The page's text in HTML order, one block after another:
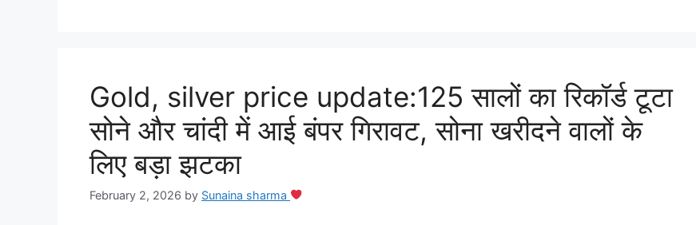
Gold, silver price update:125 सालों का रिकॉर्ड टूटा
सोने और चांदी में आई बंपर गिरावट, सोना खरीदने वालों के
लिए बड़ा झटका
February 2, 2026 by Sunaina sharma